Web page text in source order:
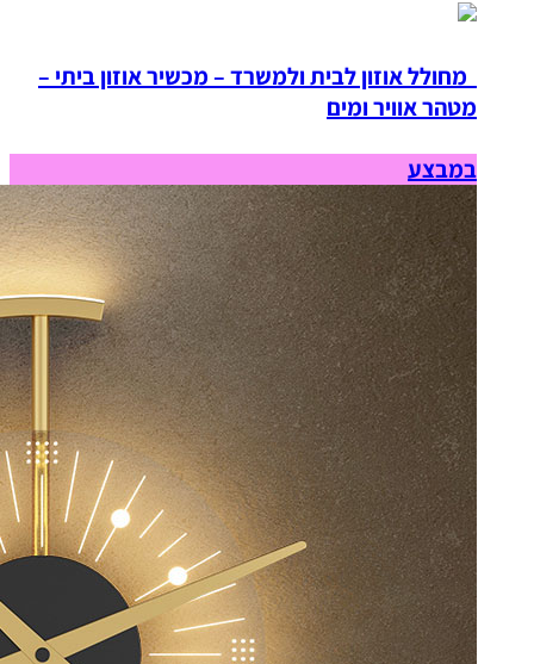
מחולל אוזון לבית ולמשרד – מכשיר אוזון ביתי –
מטהר אוויר ומים
במבצע